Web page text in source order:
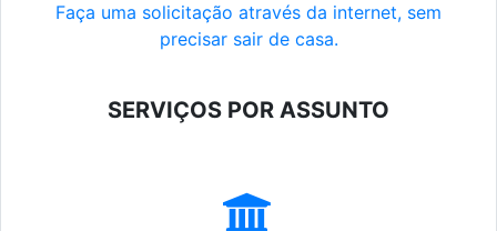
Faça uma solicitação através da internet, sem
precisar sair de casa.
SERVIÇOS POR ASSUNTO